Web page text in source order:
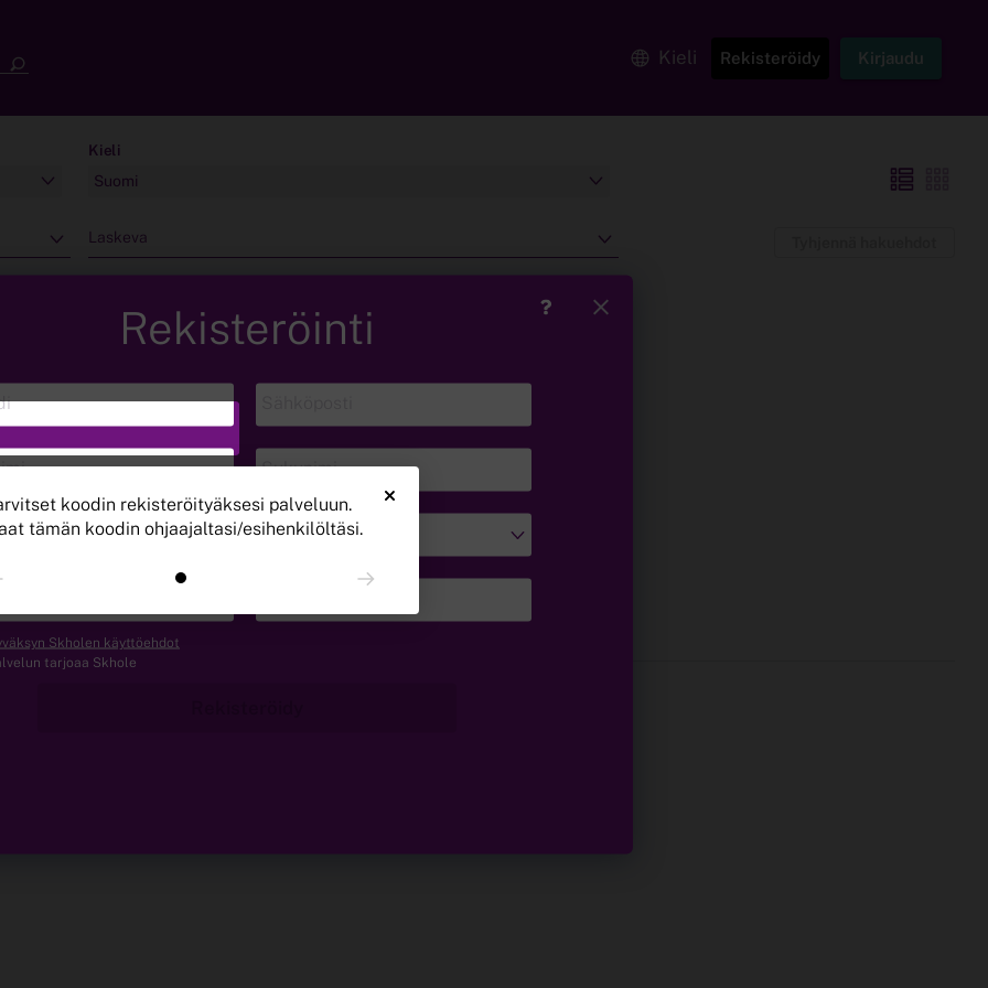
Kieli Kirjaudu
Rekisteröidy
Kieli
Suomi
Laskeva
koodin rekisteröityäksesi palveluun.
tämän koodin ohjaajaltasi/esihenkilöltäsi.
Rekisteröinti
Koulutustaso
Skholen käyttöehdot
tarjoaa Skhole